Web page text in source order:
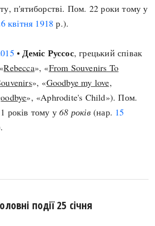
п'ятиборстві. Пом. 22 роки тому у
квітня 1918 р.).
•Деміс Руссос, грецький співак
Rebecca», «From Souvenirs To
», «Goodbye my love,
», «Aphrodite's Child»). Пом.
років тому у68 років(нар. 15
події 25 січня